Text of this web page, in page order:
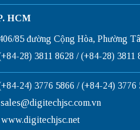
HCM
85 đường Cộng Hòa, Phường
28) 3811 8628 / (+84-28) 3811
24) 3776 5866 / (+84-24) 3776
sales@digitechjsc.com.vn
www.digitechjsc.net